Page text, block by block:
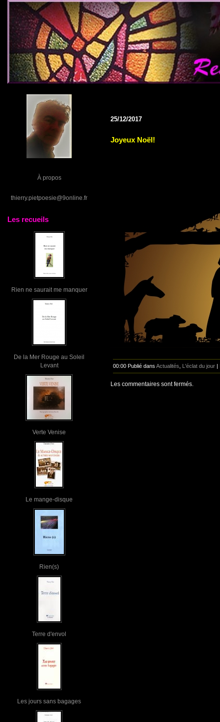
À propos
thierry.pietpoesie@9online.fr
Les recueils
Rien ne saurait me manquer
De la Mer Rouge au Soleil
Levant
Verte Venise
Le mange-disque
Rien(s)
Terre d'envol
Les jours sans bagages
25/12/2017
Joyeux Noël!
00:00 Publié dans Actualités, L'éclat du jour
Les commentaires sont fermés.